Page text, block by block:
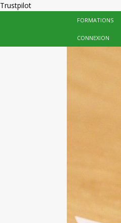
Trustpilot
FORMATIONS
CONNEXION